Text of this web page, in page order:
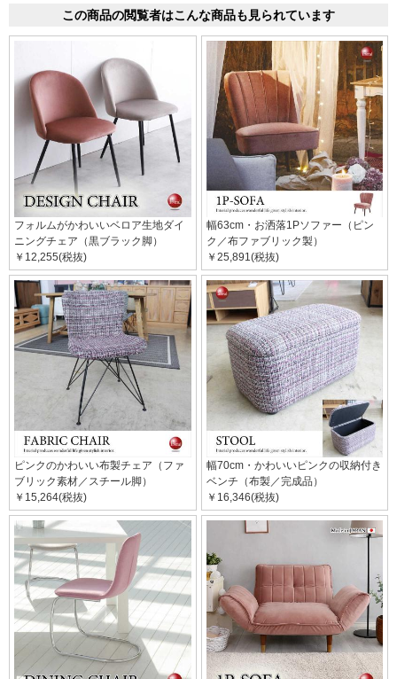
この商品の閲覧者はこんな商品も見られています
フォルムがかわいいベロア生地ダイ
ニングチェア（黒ブラック脚）
￥12,255(税抜)
幅63cm・お洒落1Pソファー（ピン
ク／布ファブリック製）
￥25,891(税抜)
ピンクのかわいい布製チェア（ファ
ブリック素材／スチール脚）
￥15,264(税抜)
幅70cm・かわいいピンクの収納付き
ベンチ（布製／完成品）
￥16,346(税抜)